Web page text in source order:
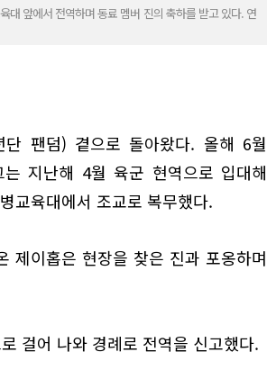
대 앞에서 전역하며 동료 멤버 진의 축하를 받고 있다. 연
단 팬덤) 곁으로 돌아왔다. 올해 6월
지난해 4월 육군 현역으로 입대해
교육대에서 조교로 복무했다.
제이홉은 현장을 찾은 진과 포옹하며
걸어 나와 경례로 전역을 신고했다.